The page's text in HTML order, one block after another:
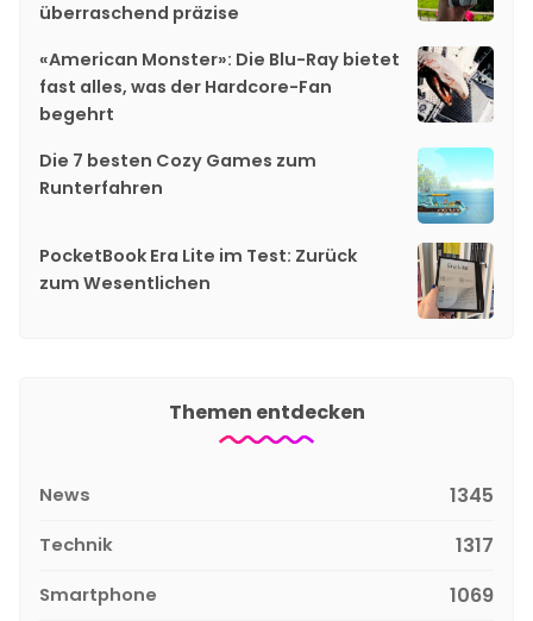
überraschend präzise
«American Monster»: Die Blu-Ray bietet
fast alles, was der Hardcore-Fan
begehrt
Die 7 besten Cozy Games zum
Runterfahren
PocketBook Era Lite im Test: Zurück
zum Wesentlichen
Themen entdecken
News 1345
Technik 1317
Smartphone 1069